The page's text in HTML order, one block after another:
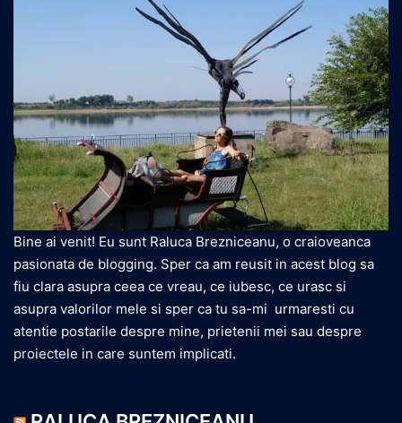
Bine ai venit! Eu sunt Raluca Brezniceanu, o craioveanca
pasionata de blogging. Sper ca am reusit in acest blog sa
fiu clara asupra ceea ce vreau, ce iubesc, ce urasc si
asupra valorilor mele si sper ca tu sa-mi urmaresti cu
atentie postarile despre mine, prietenii mei sau despre
proiectele in care suntem implicati.